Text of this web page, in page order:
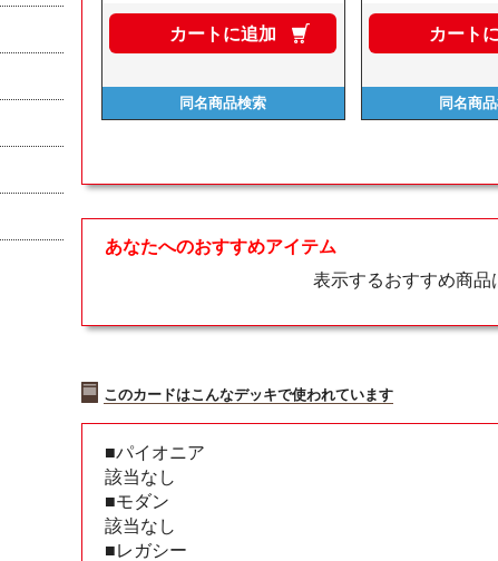
カートに追加
同名商品検索
カートに
同名商品
あなたへのおすすめアイテム
表示するおすすめ商品
このカードはこんなデッキで使われています
■パイオニア
該当なし
■モダン
該当なし
■レガシー